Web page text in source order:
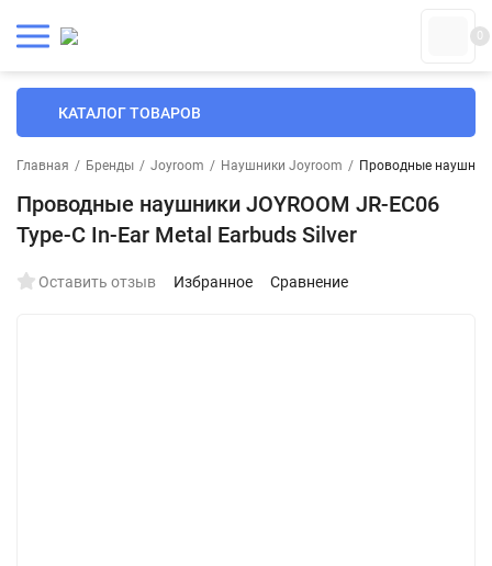
0
КАТАЛОГ ТОВАРОВ
Главная / Бренды / Joyroom / Наушники Joyroom / Проводные
Проводные наушники JOYROOM JR-EC06
Type-C In-Ear Metal Earbuds Silver
Оставить отзыв Избранное Сравнение